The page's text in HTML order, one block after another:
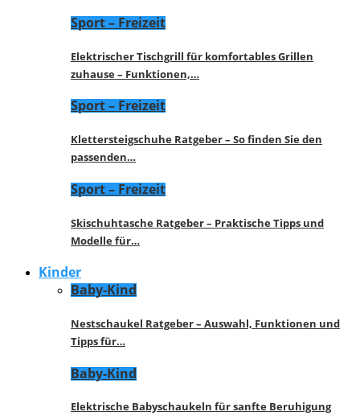
Sport – Freizeit
Elektrischer Tischgrill für komfortables Grillen
zuhause – Funktionen,…
Sport – Freizeit
Klettersteigschuhe Ratgeber – So finden Sie den
passenden…
Sport – Freizeit
Skischuhtasche Ratgeber – Praktische Tipps und
Modelle für…
Kinder
Baby-Kind
Nestschaukel Ratgeber – Auswahl, Funktionen und
Tipps für…
Baby-Kind
Elektrische Babyschaukeln für sanfte Beruhigung